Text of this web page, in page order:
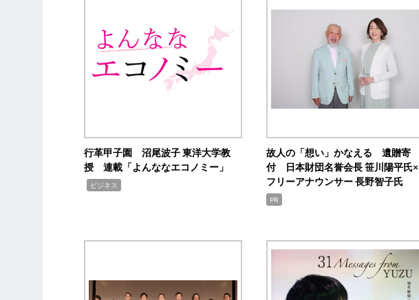
行革甲子園 沼尾波子 東洋大学教
授 連載「よんななエコノミー」
ビジネス
故人の「想い」かなえる 遺贈寄
付 日本財団名誉会長 笹川陽平氏×
フリーアナウンサー 長野智子氏
PR